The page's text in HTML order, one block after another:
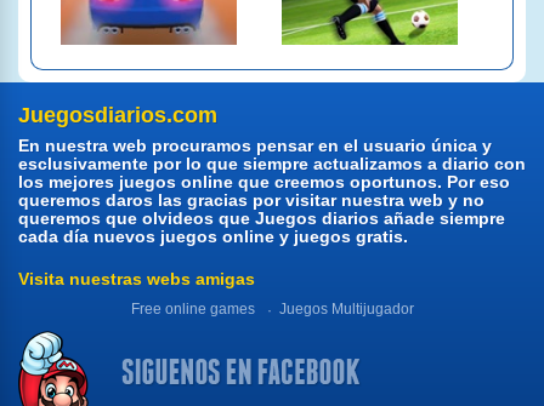
Juegosdiarios.com
En nuestra web procuramos pensar en el usuario única y
esclusivamente por lo que siempre actualizamos a diario con
los mejores juegos online que creemos oportunos. Por eso
queremos daros las gracias por visitar nuestra web y no
queremos que olvideos que Juegos diarios añade siempre
cada día nuevos juegos online y juegos gratis.
Visita nuestras webs amigas
Free online games Juegos Multijugador